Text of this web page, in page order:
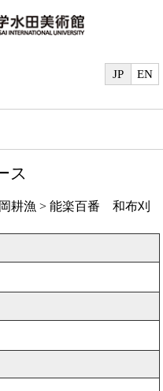
EN
JP
ス
耕漁 > 能楽百番 和布刈